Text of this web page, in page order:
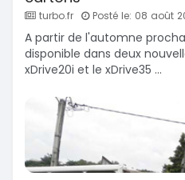
turbo.fr Posté le: 08 août
A partir de l'automne
disponible dans deux
xDrive20i et le xDrive35 ...